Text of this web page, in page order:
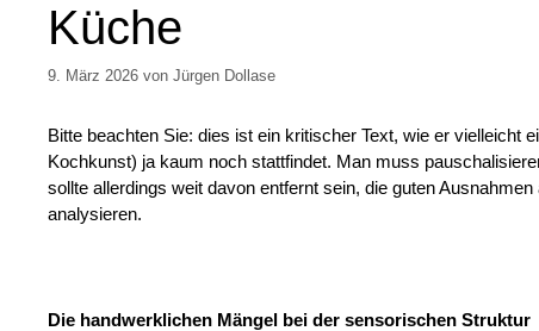
Küche
9. März 2026 von Jürgen Dollase
Bitte beachten Sie: dies ist ein kritischer Text, wie er vielleicht
Kochkunst) ja kaum noch stattfindet. Man muss
sollte allerdings weit davon entfernt sein, die guten
analysieren.
Die handwerklichen Mängel bei der sensorischen Struktur